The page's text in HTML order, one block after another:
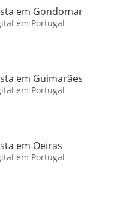
em Gondomar
em Portugal
em Guimarães
em Portugal
em Oeiras
em Portugal